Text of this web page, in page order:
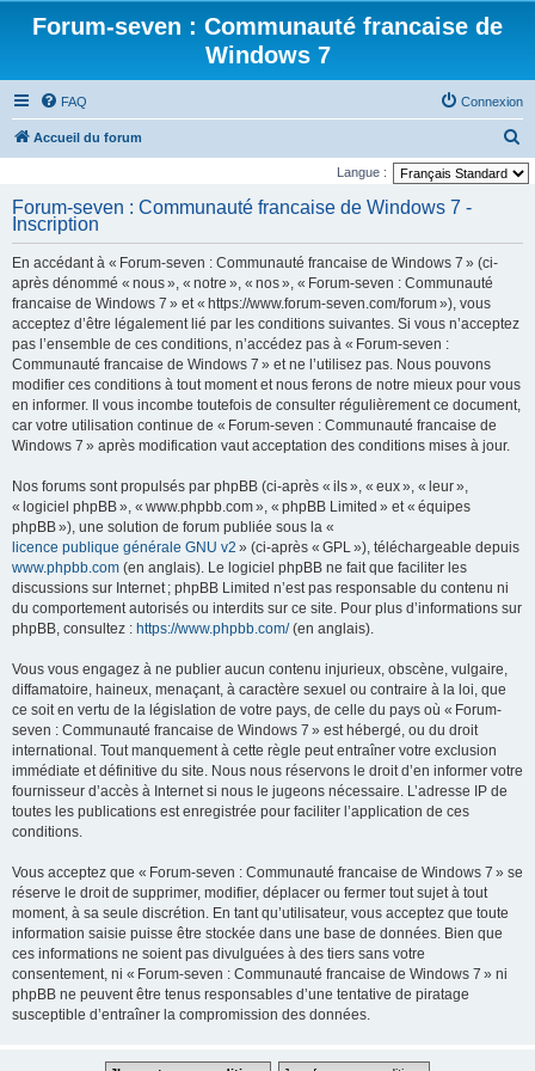
Forum-seven : Communauté francaise de
Windows 7
FAQ Connexion
Accueil du forum
e
Langue :
Forum-seven : Communauté francaise de Windows 7 -
Inscription
En accédant à « Forum-seven : Communauté francaise de Windows 7 » (ci-
après dénommé « nous », « notre », « nos », « Forum-seven : Communauté
francaise de Windows 7 » et « https://www.forum-seven.com/forum »), vous
acceptez d’être légalement lié par les conditions suivantes. Si vous n’acceptez
pas l’ensemble de ces conditions, n’accédez pas à « Forum-seven :
Communauté francaise de Windows 7 » et ne l’utilisez pas. Nous pouvons
modifier ces conditions à tout moment et nous ferons de notre mieux pour vous
en informer. Il vous incombe toutefois de consulter régulièrement ce document,
car votre utilisation continue de « Forum-seven : Communauté francaise de
Windows 7 » après modification vaut acceptation des conditions mises à jour.
Nos forums sont propulsés par phpBB (ci-après « ils », « eux », « leur »,
« logiciel phpBB », « www.phpbb.com », « phpBB Limited » et « équipes
phpBB »), une solution de forum publiée sous la «
licence publique générale GNU v2 » (ci-après « GPL »), téléchargeable depuis
www.phpbb.com (en anglais). Le logiciel phpBB ne fait que faciliter les
discussions sur Internet ; phpBB Limited n’est pas responsable du contenu ni
du comportement autorisés ou interdits sur ce site. Pour plus d’informations sur
phpBB, consultez : https://www.phpbb.com/(en anglais).
Vous vous engagez à ne publier aucun contenu injurieux, obscène, vulgaire,
diffamatoire, haineux, menaçant, à caractère sexuel ou contraire à la loi, que
ce soit en vertu de la législation de votre pays, de celle du pays où « Forum-
seven : Communauté francaise de Windows 7 » est hébergé, ou du droit
international. Tout manquement à cette règle peut entraîner votre exclusion
immédiate et définitive du site. Nous nous réservons le droit d’en informer votre
fournisseur d’accès à Internet si nous le jugeons nécessaire. L’adresse IP de
toutes les publications est enregistrée pour faciliter l’application de ces
conditions.
Vous acceptez que « Forum-seven : Communauté francaise de Windows 7 » se
réserve le droit de supprimer, modifier, déplacer ou fermer tout sujet à tout
moment, à sa seule discrétion. En tant qu’utilisateur, vous acceptez que toute
information saisie puisse être stockée dans une base de données. Bien que
ces informations ne soient pas divulguées à des tiers sans votre
consentement, ni « Forum-seven : Communauté francaise de Windows 7 » ni
phpBB ne peuvent être tenus responsables d’une tentative de piratage
susceptible d’entraîner la compromission des données.